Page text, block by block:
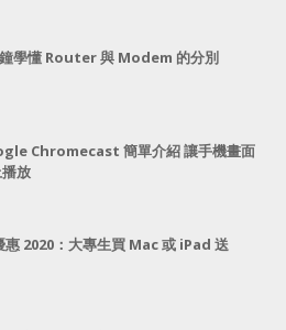
鐘學懂 Router 與 Modem 的分別
Chromecast 簡單介紹 讓手機畫面
放
2020：大專生買 Mac 或 iPad 送